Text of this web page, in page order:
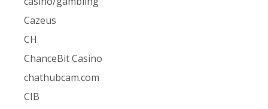
Cazeus
CH
ChanceBit Casino
chathubcam.com
CIB